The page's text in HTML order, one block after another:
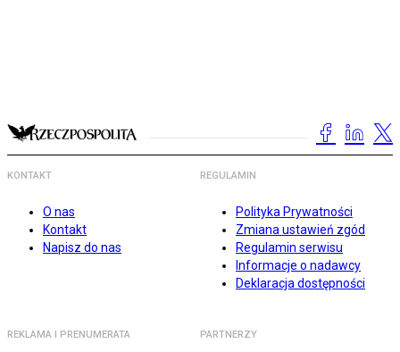
KONTAKT
O nas
Kontakt
Napisz do nas
REGULAMIN
Polityka Prywatności
Zmiana ustawień zgód
Regulamin serwisu
Informacje o nadawcy
Deklaracja dostępności
REKLAMA I PRENUMERATA PARTNERZY